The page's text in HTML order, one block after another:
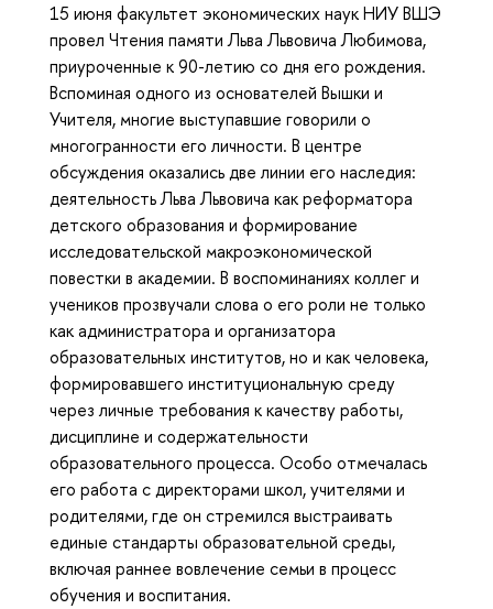
15 июня факультет экономических наук НИУ ВШЭ
провел Чтения памяти Льва Львовича Любимова,
приуроченные к 90-летию со дня его рождения.
Вспоминая одного из основателей Вышки и
Учителя, многие выступавшие говорили о
многогранности его личности. В центре
обсуждения оказались две линии его наследия:
деятельность Льва Львовича как реформатора
детского образования и формирование
исследовательской макроэкономической
повестки в академии. В воспоминаниях коллег и
учеников прозвучали слова о его роли не только
как администратора и организатора
образовательных институтов, но и как человека,
формировавшего институциональную среду
через личные требования к качеству работы,
дисциплине и содержательности
образовательного процесса. Особо отмечалась
его работа с директорами школ, учителями и
родителями, где он стремился выстраивать
единые стандарты образовательной среды,
включая раннее вовлечение семьи в процесс
обучения и воспитания.